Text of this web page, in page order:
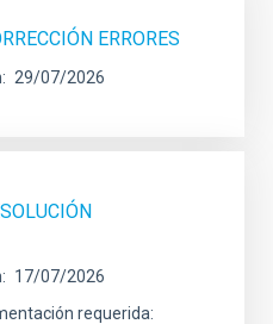
ERRORES
29/07/2026
17/07/2026
requerida